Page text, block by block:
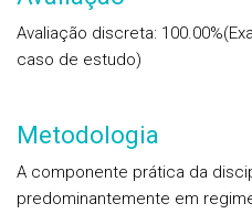
Avaliação discreta:
caso de estudo)
Metodologia
A componente prática da
predominantemente em